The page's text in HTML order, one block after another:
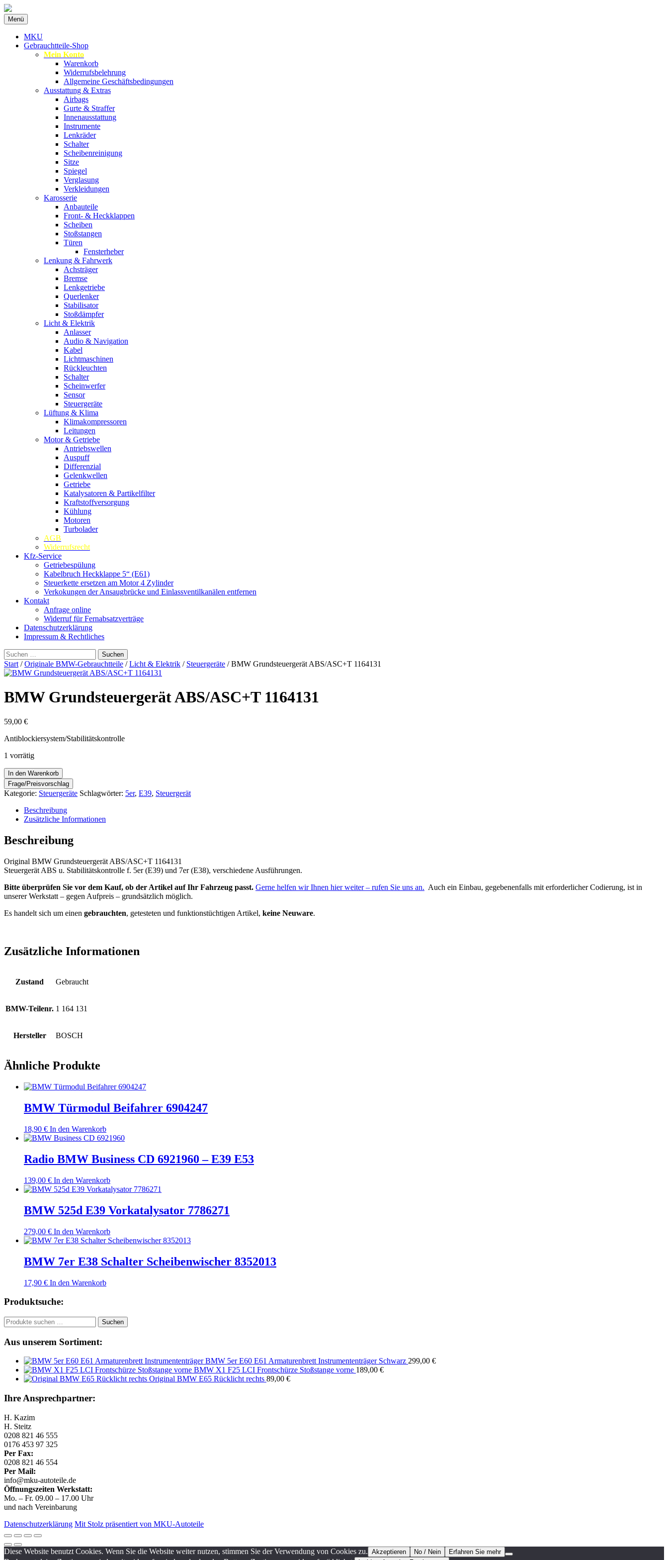
MKU Autoteile
Menü Zum
Inhalt
springen
MKU
Gebrauchtteile-Shop
Mein Konto
Warenkorb
Widerrufsbelehrung
Allgemeine Geschäftsbedingungen
Ausstattung & Extras
Airbags
Gurte & Straffer
Innenausstattung
Instrumente
Lenkräder
Schalter
Scheibenreinigung
Sitze
Spiegel
Verglasung
Verkleidungen
Karosserie
Anbauteile
Front- & Heckklappen
Scheiben
Stoßstangen
Türen
Fensterheber
Lenkung & Fahrwerk
Achsträger
Bremse
Lenkgetriebe
Querlenker
Stabilisator
Stoßdämpfer
Licht & Elektrik
Anlasser
Audio & Navigation
Kabel
Lichtmaschinen
Rückleuchten
Schalter
Scheinwerfer
Sensor
Steuergeräte
Lüftung & Klima
Klimakompressoren
Leitungen
Motor & Getriebe
Antriebswellen
Auspuff
Differenzial
Gelenkwellen
Getriebe
Katalysatoren & Partikelfilter
Kraftstoffversorgung
Kühlung
Motoren
Turbolader
AGB
Widerrufsrecht
Kfz-Service
Getriebespülung
Kabelbruch Heckklappe 5“ (E61)
Steuerkette ersetzen am Motor 4 Zylinder
Verkokungen der Ansaugbrücke und Einlassventilkanälen entfernen
Kontakt
Anfrage online
Widerruf für Fernabsatzverträge
Datenschutzerklärung
Impressum & Rechtliches
Suchen
nach:
Start /Originale BMW-Gebrauchtteile /Licht & Elektrik / Steuergeräte / BMW Grundsteuergerät ABS/ASC+T 1164131
BMW Grundsteuergerät ABS/ASC+T 1164131
59,00 €
Antiblockiersystem/Stabilitätskontrolle
1 vorrätig
BMW
Grundsteuergerät
ABS/ASC+T
1164131
Menge
In den Warenkorb
Kategorie: Steuergeräte Schlagwörter: 5er, E39, Steuergerät
Beschreibung
Zusätzliche Informationen
Beschreibung
Original BMW Grundsteuergerät ABS/ASC+T 1164131
Steuergerät ABS u. Stabilitätskontrolle f. 5er (E39) und 7er (E38), verschiedene Ausführungen.
Bitte überprüfen Sie vor dem Kauf, ob der Artikel auf Ihr Fahrzeug passt. Gerne helfen wir Ihnen hier weiter – rufen Sie uns an. Auch ein Einbau, gegebenenfalls mit erforderlicher Codierung, ist in
unserer Werkstatt – gegen Aufpreis – grundsätzlich möglich.
Es handelt sich um einen gebrauchten, getesteten und funktionstüchtigen Artikel, keine Neuware.
Zusätzliche Informationen
Zustand Gebraucht
BMW-Teilenr. 1 164 131
Hersteller BOSCH
Ähnliche Produkte
BMW Türmodul Beifahrer 6904247
18,90 € In den Warenkorb
Radio BMW Business CD 6921960 – E39 E53
139,00 € In den Warenkorb
BMW 525d E39 Vorkatalysator 7786271
279,00 € In den Warenkorb
BMW 7er E38 Schalter Scheibenwischer 8352013
17,90 € In den Warenkorb
Produktsuche:
Suchen
nach:
Suchen
Aus unserem Sortiment:
BMW 5er E60 E61 Armaturenbrett Instrumententräger Schwarz 299,00 €
BMW X1 F25 LCI Frontschürze Stoßstange vorne 189,00 €
Original BMW E65 Rücklicht rechts 89,00 €
Ihre Ansprechpartner:
H. Kazim
H. Steitz
0208 821 46 555
0176 453 97 325
Per Fax:
0208 821 46 554
Per Mail:
info@mku-autoteile.de
Öffnungszeiten Werkstatt:
Mo. – Fr. 09.00 – 17.00 Uhr
und nach Vereinbarung
Datenschutzerklärung Mit Stolz präsentiert von MKU-Autoteile
Diese Website benutzt Cookies. Wenn Sie die Website weiter nutzen, stimmen Sie der Verwendung von Cookies zu. Akzeptieren No / Nein Erfahren Sie mehr